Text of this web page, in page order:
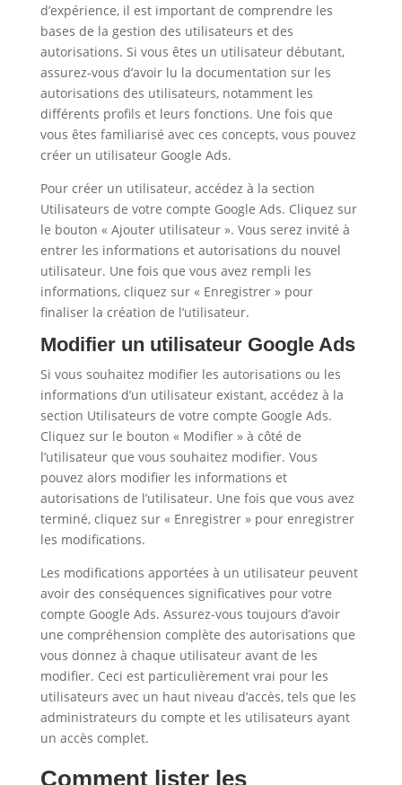
d’expérience, il est important de comprendre les
bases de la gestion des utilisateurs et des
autorisations. Si vous êtes un utilisateur débutant,
assurez-vous d’avoir lu la documentation sur les
autorisations des utilisateurs, notamment les
différents profils et leurs fonctions. Une fois que
vous êtes familiarisé avec ces concepts, vous pouvez
créer un utilisateur Google Ads.
Pour créer un utilisateur, accédez à la section
Utilisateurs de votre compte Google Ads. Cliquez sur
le bouton « Ajouter utilisateur ». Vous serez invité à
entrer les informations et autorisations du nouvel
utilisateur. Une fois que vous avez rempli les
informations, cliquez sur « Enregistrer » pour
finaliser la création de l’utilisateur.
Modifier un utilisateur Google Ads
Si vous souhaitez modifier les autorisations ou les
informations d’un utilisateur existant, accédez à la
section Utilisateurs de votre compte Google Ads.
Cliquez sur le bouton « Modifier » à côté de
l’utilisateur que vous souhaitez modifier. Vous
pouvez alors modifier les informations et
autorisations de l’utilisateur. Une fois que vous avez
terminé, cliquez sur « Enregistrer » pour enregistrer
les modifications.
Les modifications apportées à un utilisateur peuvent
avoir des conséquences significatives pour votre
compte Google Ads. Assurez-vous toujours d’avoir
une compréhension complète des autorisations que
vous donnez à chaque utilisateur avant de les
modifier. Ceci est particulièrement vrai pour les
utilisateurs avec un haut niveau d’accès, tels que les
administrateurs du compte et les utilisateurs ayant
un accès complet.
Comment lister les